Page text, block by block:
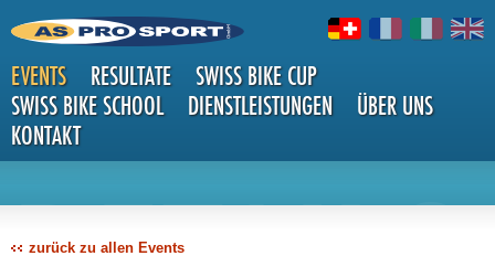
EVENTS RESULTATE
SWISS BIKE CUP
SWISS BIKE SCHOOL
DIENSTLEISTUNGEN
ÜBER UNS
KONTAKT
zurück zu allen Events